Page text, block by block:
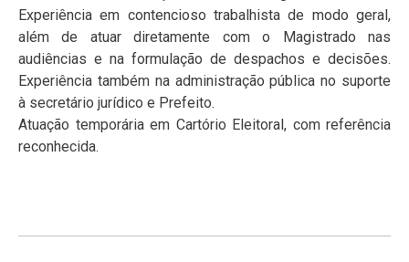
Experiência em contencioso trabalhista de modo geral,
além de atuar diretamente com o Magistrado nas
audiências e na formulação de despachos e decisões.
Experiência também na administração pública no suporte
à secretário jurídico e Prefeito.
Atuação temporária em Cartório Eleitoral, com referência
reconhecida.